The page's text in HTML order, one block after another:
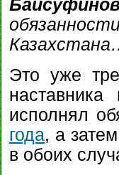
Это уже
исполнял
года, а
в обоих